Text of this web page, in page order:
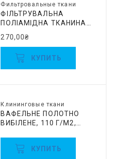
Фильтровальные ткани
ФІЛЬТРУВАЛЬНА
ПОЛІАМІДНА ТКАНИНА
1,05М
270,00₴
КУПИТЬ
Клининговые ткани
ВАФЕЛЬНЕ ПОЛОТНО
ВИБІЛЕНЕ, 110 Г/М2,
КУПИТЬ